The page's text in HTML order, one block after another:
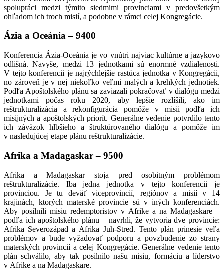
spolupráci medzi týmito siedmimi provinciami v predovšetkým
ohľadom ich troch misií, a podobne v rámci celej Kongregácie.
Ázia a Oceánia – 9400
Konferencia Ázia-Oceánia je vo vnútri najviac kultúrne a jazykovo
odlišná. Navyše, medzi 13 jednotkami sú enormné vzdialenosti.
V tejto konferencii je najrýchlejšie rastúca jednotka v Kongregácii,
no zároveň je v nej niekoľko veľmi malých a krehkých jednotiek.
Podľa Apoštolského plánu sa zaviazali pokračovať v dialógu medzi
jednotkami počas roku 2020, aby lepšie rozlíšili, ako im
reštrukturalizácia a rekonfigurácia pomôže v misii podľa ich
misijných a apoštolských priorít. Generálne vedenie potvrdilo tento
ich záväzok hlbšieho a štruktúrovaného dialógu a pomôže im
v nasledujúcej etape plánu reštrukturalizácie.
Afrika a Madagaskar – 9500
Afrika a Madagaskar stoja pred osobitným problémom
reštrukturalizácie. Iba jedna jednotka v tejto konferencii je
provinciou. Je tu deväť viceprovincií, regiónov a misií v 14
krajinách, ktorých materské provincie sú v iných konferenciách.
Aby posilnili misiu redemptoristov v Afrike a na Madagaskare –
podľa ich apoštolského plánu – navrhli, že vytvoria dve provincie:
Afrika Severozápad a Afrika Juh-Stred. Tento plán prinesie veľa
problémov a bude vyžadovať podporu a povzbudenie zo strany
materských provincií a celej Kongregácie. Generálne vedenie tento
plán schválilo, aby tak posilnilo našu misiu, formáciu a líderstvo
v Afrike a na Madagaskare.